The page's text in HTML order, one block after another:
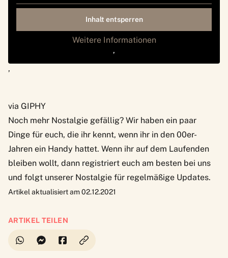
Inhalt entsperren
Weitere Informationen
‚
‚
via GIPHY
Noch mehr Nostalgie gefällig? Wir haben ein paar
Dinge für euch, die ihr kennt, wenn ihr in den 00er-
Jahren ein Handy hattet. Wenn ihr auf dem Laufenden
bleiben wollt, dann registriert euch am besten bei uns
und folgt unserer Nostalgie für regelmäßige Updates.
Artikel aktualisiert am 02.12.2021
ARTIKEL TEILEN